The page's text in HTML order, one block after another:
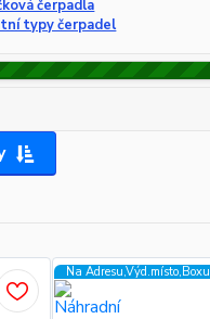
čerpadla
typy čerpadel
Na Adresu,Výd.místo,Boxu